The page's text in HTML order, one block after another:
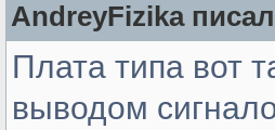
AndreyFizika
Плата типа вот
выводом